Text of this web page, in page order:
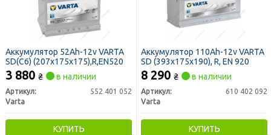
Аккумулятор 52Ah-12v VARTA
SD(C6) (207х175х175),R,EN520
3 880 ₴ в наличии
Артикул:
552 401 052
Varta
КУПИТЬ
Аккумулятор 110Ah-12v VARTA
SD (393x175x190), R, EN 920
8 290 ₴ в наличии
Артикул:
610 402 092
Varta
КУПИТЬ